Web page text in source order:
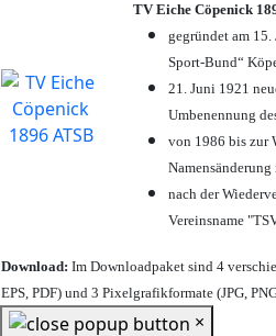
TV Eiche Cöpenick
gegründet am
Sport-Bund“
21. Juni 1921
Umbenennung
von 1986 bis zur
nach der
Vereinsname
Download: Im Downloadpaket sind 4
EPS, PDF) und 3 Pixelgrafikformate (JPG,
×